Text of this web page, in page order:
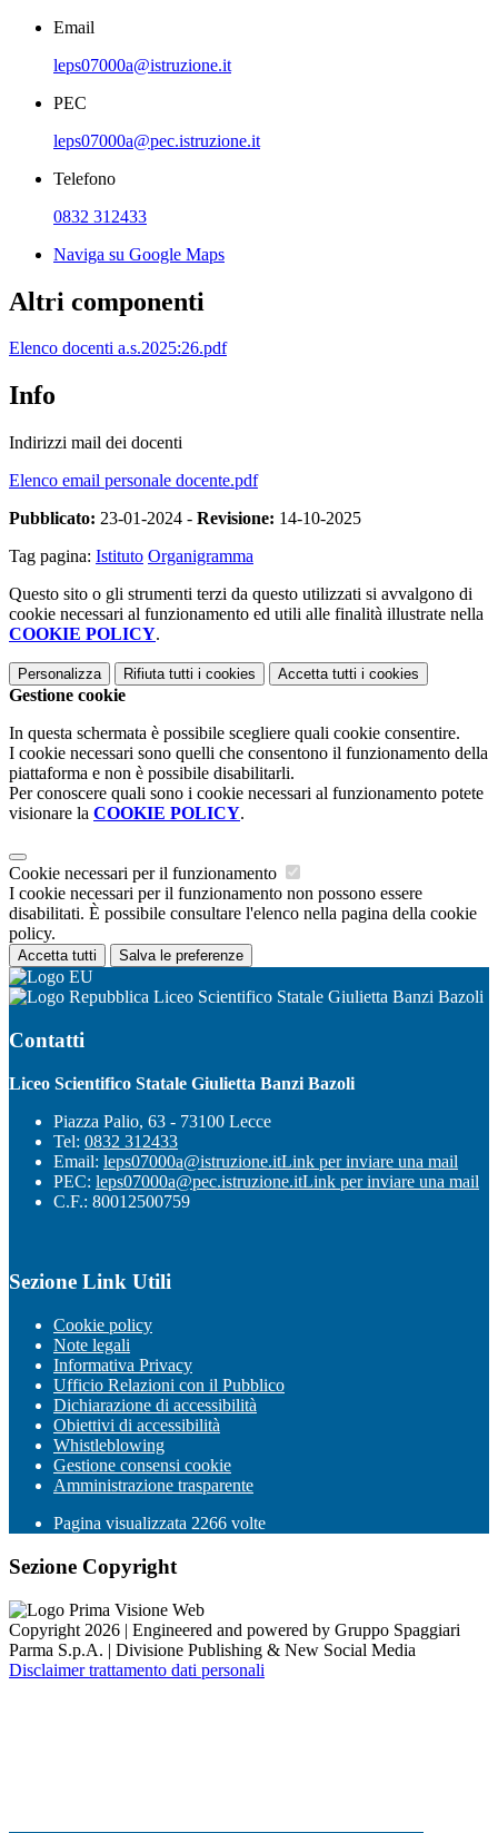
Email
leps07000a@istruzione.it
PEC
leps07000a@pec.istruzione.it
Telefono
0832 312433
Naviga su Google Maps
Altri componenti
Elenco docenti a.s.2025:26.pdf
Info
Indirizzi mail dei docenti
Elenco email personale docente.pdf
Pubblicato: 23-01-2024 - Revisione: 14-10-2025
Tag pagina: Istituto Organigramma
Questo sito o gli strumenti terzi da questo utilizzati si avvalgono di
cookie necessari al funzionamento ed utili alle finalità illustrate nella
COOKIE POLICY.
Personalizza Rifiuta tutti i cookies Accetta tutti i cookies
Gestione cookie
In questa schermata è possibile scegliere quali cookie consentire.
I cookie necessari sono quelli che consentono il funzionamento della
piattaforma e non è possibile disabilitarli.
Per conoscere quali sono i cookie necessari al funzionamento potete
visionare la COOKIE POLICY.
Cookie necessari per il funzionamento
I cookie necessari per il funzionamento non possono essere
disabilitati. È possibile consultare l'elenco nella pagina della cookie
policy.
Accetta tutti Salva le preferenze
Liceo Scientifico Statale Giulietta Banzi Bazoli
Contatti
Liceo Scientifico Statale Giulietta Banzi Bazoli
Piazza Palio, 63 - 73100 Lecce
Tel: 0832 312433
Email: leps07000a@istruzione.itLink per inviare una mail
PEC: leps07000a@pec.istruzione.itLink per inviare una mail
C.F.: 80012500759
Sezione Link Utili
Cookie policy
Note legali
Informativa Privacy
Ufficio Relazioni con il Pubblico
Dichiarazione di accessibilità
Obiettivi di accessibilità
Whistleblowing
Gestione consensi cookie
Amministrazione trasparente
Pagina visualizzata 2266 volte
Sezione Copyright
Copyright 2026 | Engineered and powered by Gruppo Spaggiari
Parma S.p.A. | Divisione Publishing & New Social Media
Disclaimer trattamento dati personali